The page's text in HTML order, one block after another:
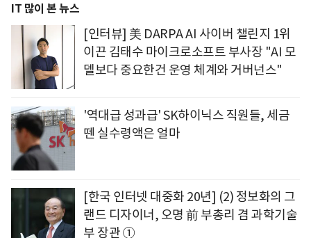
IT 많이 본 뉴스
[인터뷰] 美 DARPA AI 사이버 챌린지 1위
이끈 김태수 마이크로소프트 부사장 "AI 모
델보다 중요한건 운영 체계와 거버넌스"
'역대급 성과급' SK하이닉스 직원들, 세금
뗀 실수령액은 얼마
[한국 인터넷 대중화 20년] (2) 정보화의 그
랜드 디자이너, 오명 前 부총리 겸 과학기술
부 장관 ①